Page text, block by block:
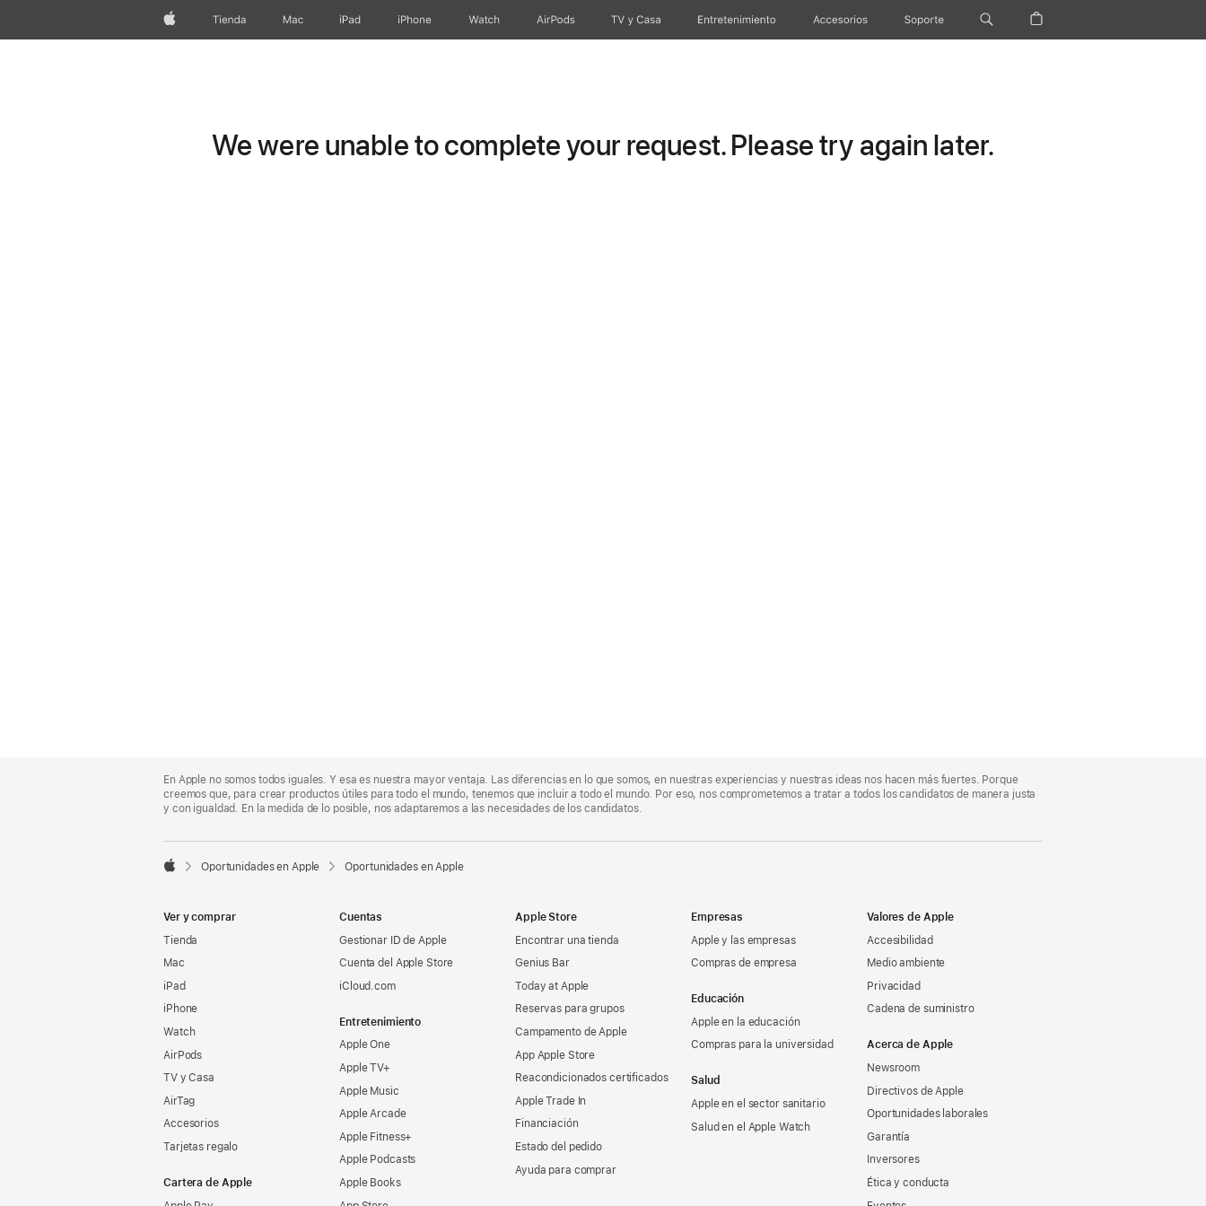
AppleTienda Mac iPad iPhone Watch AirPods TV y Casa Entretenimiento Accesorios Soporte
We were unable to complete your request. Please try again later.
Footer
En Apple no somos todos iguales. Y esa es nuestra mayor ventaja. Las diferencias en lo que somos, en nuestras experiencias y nuestras ideas nos hacen más fuertes. Porque
creemos que, para crear productos útiles para todo el mundo, tenemos que incluir a todo el mundo. Por eso, nos comprometemos a tratar a todos los candidatos de manera justa
y con igualdad. En la medida de lo posible, nos adaptaremos a las necesidades de los candidatos.

Oportunidades en Apple Oportunidades en Apple
Ver y comprar
Tienda
Mac
iPad
iPhone
Watch
AirPods
TV y Casa
AirTag
Accesorios
Tarjetas regalo
Cartera de Apple
Cuentas
Gestionar ID de Apple
Cuenta del Apple Store
iCloud.com
Entretenimiento
Apple One
Apple TV+
Apple Music
Apple Arcade
Apple Fitness+
Apple Podcasts
Apple Books
Apple Store
Encontrar una tienda
Genius Bar
Today at Apple
Reservas para grupos
Campamento de Apple
App Apple Store
Reacondicionados certificados
Apple Trade In
Financiación
Estado del pedido
Ayuda para comprar
Empresas
Apple y las empresas
Compras de empresa
Educación
Apple en la educación
Compras para la universidad
Salud
Apple en el sector sanitario
Salud en el Apple Watch
Valores de Apple
Accesibilidad
Medio ambiente
Privacidad
Cadena de suministro
Acerca de Apple
Newsroom
Directivos de Apple
Oportunidades laborales
Garantía
Inversores
Ética y conducta